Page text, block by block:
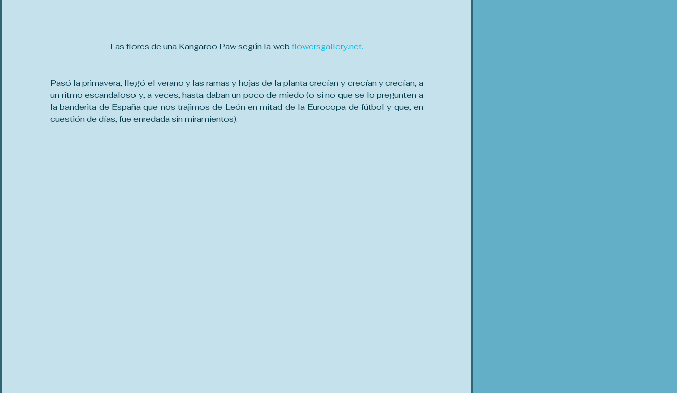
Las flores de una Kangaroo Paw según la web flowersgallery.net.
Pasó la primavera, llegó el verano y las ramas y hojas de la planta crecían y crecían y crecían, a
un ritmo escandaloso y, a veces, hasta daban un poco de miedo (o si no que se lo pregunten a
la banderita de España que nos trajimos de León en mitad de la Eurocopa de fútbol y que, en
cuestión de días, fue enredada sin miramientos).